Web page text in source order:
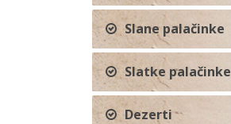
Slane palačinke
Slatke palačinke
Dezerti